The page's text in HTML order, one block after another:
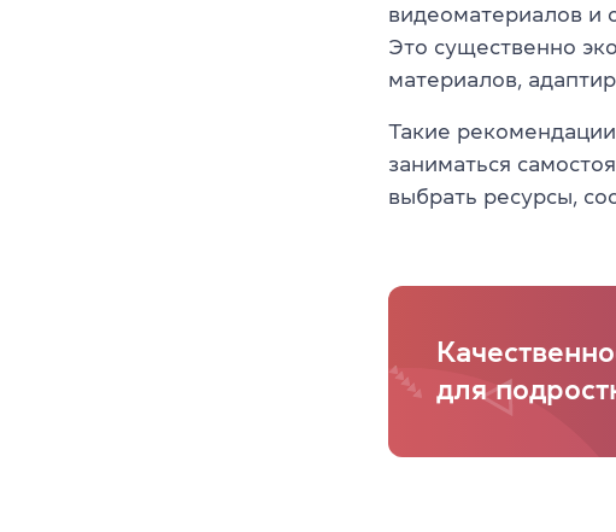
видеоматериалов и
Это существенно
материалов,
Такие
заниматься
выбрать ресурсы,
для